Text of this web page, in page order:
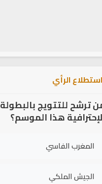
استطلاع الرأي
ترشح للتتويج بالبطولة
هذا الموسم؟
المغرب الفاسي
الجيش الملكي